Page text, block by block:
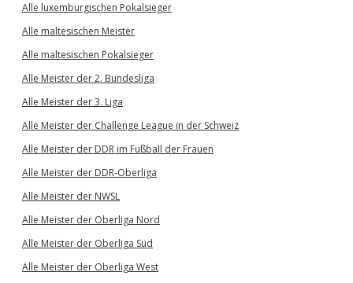
Alle luxemburgischen Pokalsieger
Alle maltesischen Meister
Alle maltesischen Pokalsieger
Alle Meister der 2. Bundesliga
Alle Meister der 3. Liga
Alle Meister der Challenge League in der Schweiz
Alle Meister der DDR im Fußball der Frauen
Alle Meister der DDR-Oberliga
Alle Meister der NWSL
Alle Meister der Oberliga Nord
Alle Meister der Oberliga Süd
Alle Meister der Oberliga West